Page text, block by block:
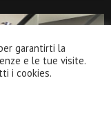
garantirti la
e le tue visite.
i cookies.